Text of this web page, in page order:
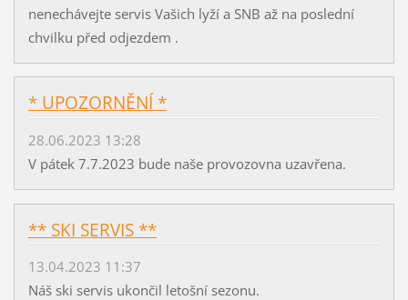
nenechávejte servis Vašich lyží a SNB až na poslední
chvilku před odjezdem .
* UPOZORNĚNÍ *
28.06.2023 13:28
V pátek 7.7.2023 bude naše provozovna uzavřena.
** SKI SERVIS **
13.04.2023 11:37
Náš ski servis ukončil letošní sezonu.